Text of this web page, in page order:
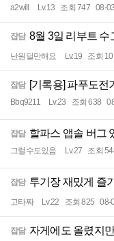
a2will Lv.13 조회 747 08-03
잡담 8월 3일 리부트 수
난원딜만해요 Lv.19 조회
잡담 [기록용] 파푸도전기
Bbq9211 Lv.23 조회 638
잡담 할파스 앱솔 버그
그럴수도있음 Lv.27 조회
잡담 투기장 재밌게 즐
고타짜 Lv.22 조회 825 08-
잡담 자게에도 올렸지